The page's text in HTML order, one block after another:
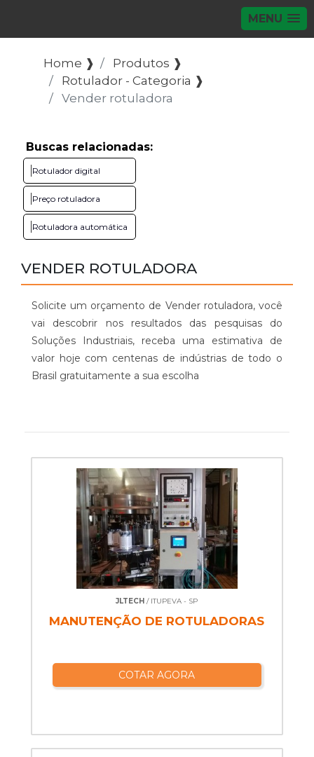
MENU
Home ❱
Produtos ❱
Rotulador - Categoria ❱
Vender rotuladora
Buscas relacionadas:
Rotulador digital
Preço rotuladora
Rotuladora automática
VENDER ROTULADORA
Solicite um orçamento de Vender rotuladora, você
vai descobrir nos resultados das pesquisas do
Soluções Industriais, receba uma estimativa de
valor hoje com centenas de indústrias de todo o
Brasil gratuitamente a sua escolha
JLTECH / ITUPEVA - SP
MANUTENÇÃO DE ROTULADORAS
COTAR AGORA